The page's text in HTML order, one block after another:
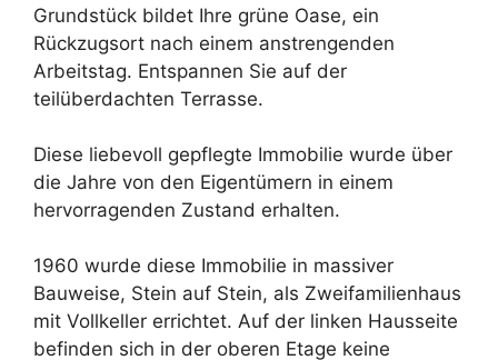
Grundstück bildet Ihre grüne Oase, ein
Rückzugsort nach einem anstrengenden
Arbeitstag. Entspannen Sie auf der
teilüberdachten Terrasse.
Diese liebevoll gepflegte Immobilie wurde über
die Jahre von den Eigentümern in einem
hervorragenden Zustand erhalten.
1960 wurde diese Immobilie in massiver
Bauweise, Stein auf Stein, als Zweifamilienhaus
mit Vollkeller errichtet. Auf der linken Hausseite
befinden sich in der oberen Etage keine